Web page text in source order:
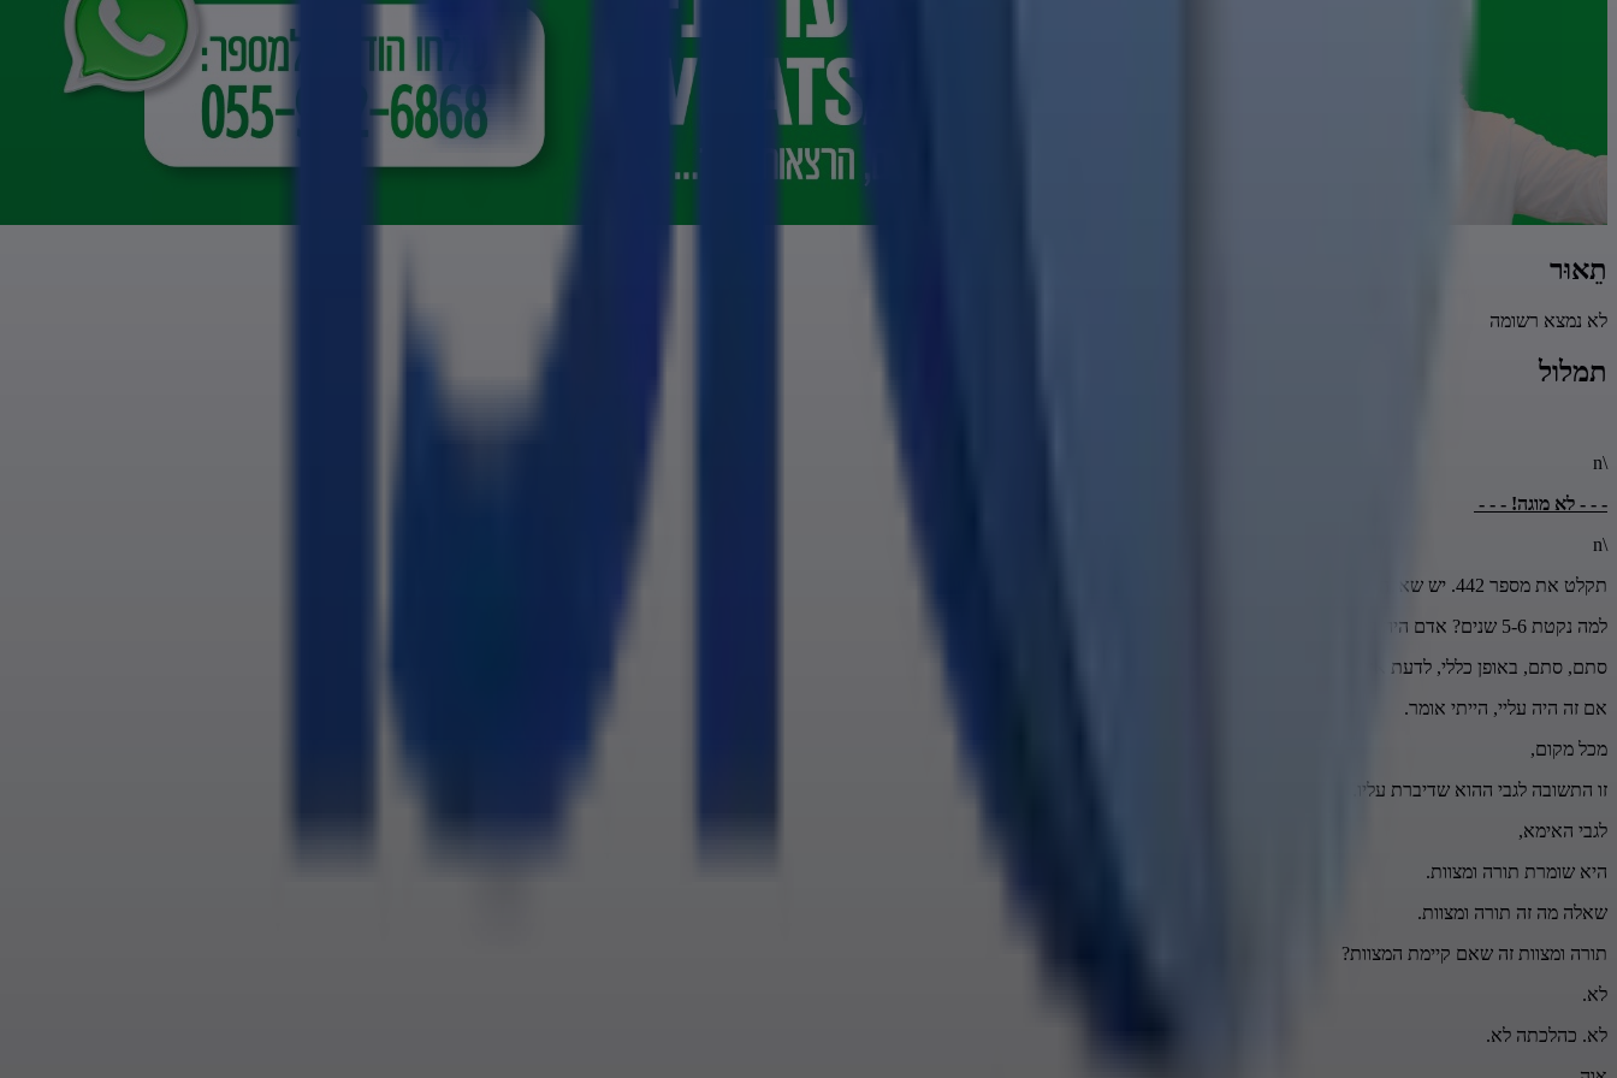
תֵאוּר
לא נמצא רשומה
תמלול
\n
- - - לא מוגה! - - -
\n
תקלט את מספר 442. יש שאלה על חצ'קונים חלק ב'.
למה נקטת 5-6 שנים? אדם היה בתשובה 5-6 שנים?
סתם, סתם, באופן כללי, לדעת איך הדברים עובדים. ממש כמו ברולטה.
אם זה היה עליי, הייתי אומר.
מכל מקום,
זו התשובה לגבי ההוא שדיברת עליו.
לגבי האימא,
היא שומרת תורה ומצוות.
שאלה מה זה תורה ומצוות.
תורה ומצוות זה שאם קיימת המצוות?
לא.
לא. כהלכתה לא.